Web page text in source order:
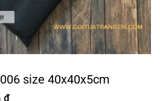
size 40x40x5cm
₫